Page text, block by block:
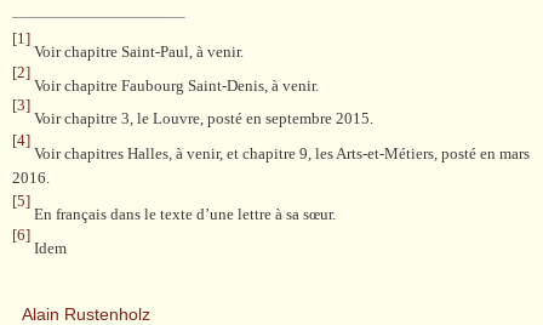
[1]
Voir chapitre Saint-Paul, à venir.
[2]
Voir chapitre Faubourg Saint-Denis, à venir.
[3]
Voir chapitre 3, le Louvre, posté en septembre 2015.
[4]
Voir chapitres Halles, à venir, et chapitre 9, les Arts-et-Métiers, posté en mars
2016.
[5]
En français dans le texte d’une lettre à sa sœur.
[6]
Idem
Alain Rustenholz